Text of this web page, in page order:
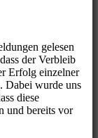
gelesen
der Verbleib
Erfolg einzelner
Dabei wurde uns
diese
und bereits vor